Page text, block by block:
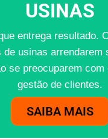
USINAS
entrega resultado.
de usinas arrendarem
se preocuparem com
gestão de clientes.
SAIBA MAIS